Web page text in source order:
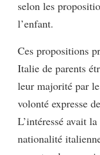
selon les
l’enfant.
Ces propositions
Italie de parents
leur majorité par
volonté expresse
L’intéressé avait
nationalité